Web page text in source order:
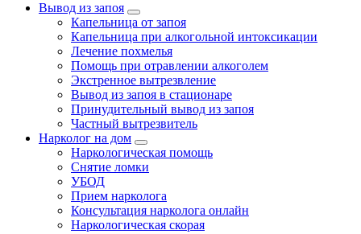
Вывод из запоя
Капельница от запоя
Капельница при алкогольной интоксикации
Лечение похмелья
Помощь при отравлении алкоголем
Экстренное вытрезвление
Вывод из запоя в стационаре
Принудительный вывод из запоя
Частный вытрезвитель
Нарколог на дом
Наркологическая помощь
Снятие ломки
УБОД
Прием нарколога
Консультация нарколога онлайн
Наркологическая скорая